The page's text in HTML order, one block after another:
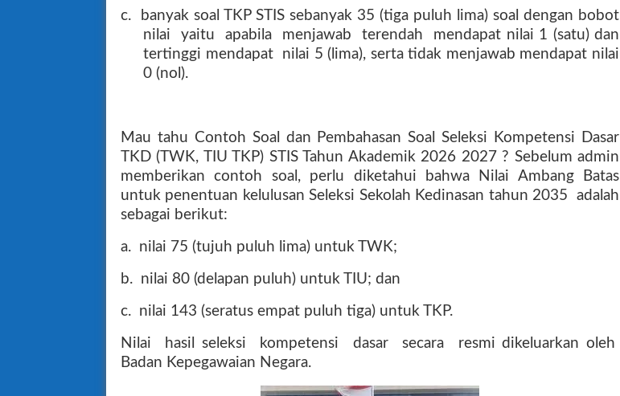
c.
banyak soal TKP STIS sebanyak 35 (tiga puluh lima) soal dengan bobot
nilai
yaitu apabila menjawab terendah
mendapat nilai 1 (satu) dan
tertinggi mendapat
nilai 5 (lima), serta tidak menjawab mendapat nilai
0 (nol).
Mau tahu Contoh Soal dan Pembahasan Soal Seleksi Kompetensi Dasar
TKD (TWK, TIU TKP) STIS Tahun Akademik 2026 2027 ? Sebelum admin
memberikan contoh soal, perlu diketahui bahwa Nilai Ambang Batas
untuk penentuan kelulusan Seleksi Sekolah Kedinasan tahun 2035
adalah
sebagai berikut:
a. nilai 75 (tujuh puluh lima) untuk TWK;
b. nilai 80 (delapan puluh) untuk TIU; dan
c. nilai 143 (seratus empat puluh tiga) untuk TKP.
Nilai hasil seleksi kompetensi dasar secara
resmi dikeluarkan oleh
Badan Kepegawaian Negara.